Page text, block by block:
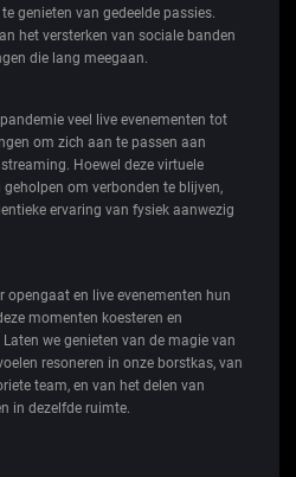
genieten van gedeelde passies.
het versterken van sociale banden
die lang meegaan.
veel live evenementen tot
om zich aan te passen aan
Hoewel deze virtuele
om verbonden te blijven,
ervaring van fysiek aanwezig
opengaat en live evenementen hun
momenten koesteren en
we genieten van de magie van
resoneren in onze borstkas, van
team, en van het delen van
in dezelfde ruimte.